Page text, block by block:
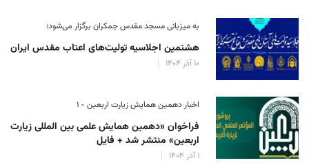
به میزبانی مسجد مقدس جمکران برگزار می‌شود؛
هشتمین اجلاسیه تولیت‌های اعتاب مقدس ایران
۱۰ آذر ۱۴۰۴
اخبار دهمین همایش زیارت اربعین - ۱
فراخوان «دهمین همایش علمی بین المللی زیارت
اربعین» منتشر شد + فایل
۱ آذر ۱۴۰۴